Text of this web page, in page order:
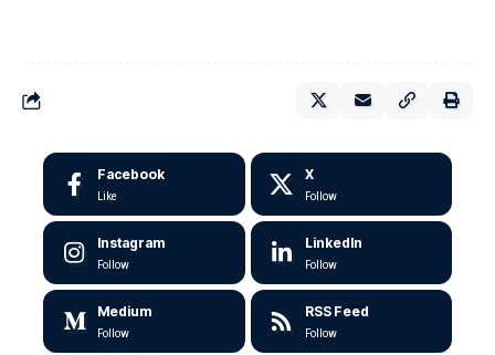
Facebook
Like
X
Follow
Instagram
Follow
LinkedIn
Follow
Medium
Follow
RSS Feed
Follow